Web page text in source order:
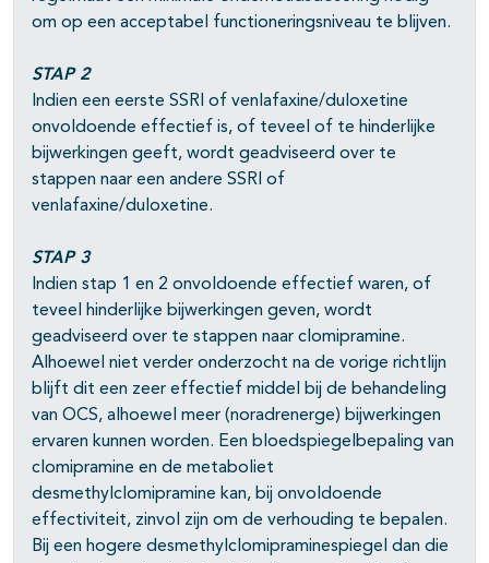
om op een acceptabel functioneringsniveau te blijven.
STAP 2
Indien een eerste SSRI of venlafaxine/duloxetine
onvoldoende effectief is, of teveel of te hinderlijke
bijwerkingen geeft, wordt geadviseerd over te
stappen naar een andere SSRI of
venlafaxine/duloxetine.
STAP 3
Indien stap 1 en 2 onvoldoende effectief waren, of
teveel hinderlijke bijwerkingen geven, wordt
geadviseerd over te stappen naar clomipramine.
Alhoewel niet verder onderzocht na de vorige richtlijn
blijft dit een zeer effectief middel bij de behandeling
van OCS, alhoewel meer (noradrenerge) bijwerkingen
ervaren kunnen worden. Een bloedspiegelbepaling van
clomipramine en de metaboliet
desmethylclomipramine kan, bij onvoldoende
effectiviteit, zinvol zijn om de verhouding te bepalen.
Bij een hogere desmethylclomipraminespiegel dan die